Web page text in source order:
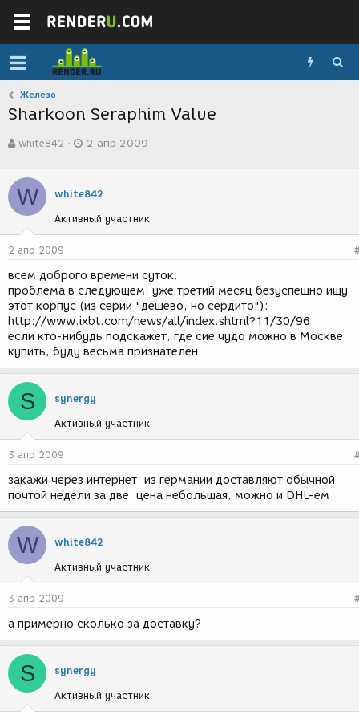
Железо
Sharkoon Seraphim Value
в
о
р
т
е
м
ы
white842
а
с
з
д
и
я
2 апр 2009
W white842
Активный участник
2 апр 2009
всем доброго времени суток.
проблема в следующем: уже третий месяц безуспешно ищу
этот корпус (из серии "дешево, но сердито"):
http://www.ixbt.com/news/all/index.shtml?11/30/96
если кто-нибудь подскажет, где сие чудо можно в Москве
купить, буду весьма признателен
S synergy
Активный участник
3 апр 2009
закажи через интернет. из германии доставляют обычной
почтой недели за две. цена небольшая, можно и DHL-ем
W white842
Активный участник
3 апр 2009
а примерно сколько за доставку?
S synergy
Активный участник